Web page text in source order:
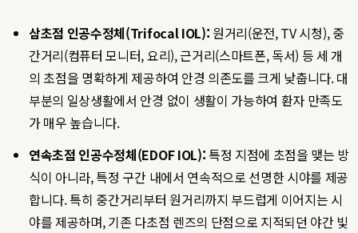
삼초점 인공수정체(Trifocal IOL):원거리(운전, TV 시청), 중
간거리(컴퓨터 모니터, 요리), 근거리(스마트폰, 독서) 등 세 개
의 초점을 명확하게 제공하여 안경 의존도를 크게 낮춥니다. 대
부분의 일상생활에서 안경 없이 생활이 가능하여 환자 만족도
가 매우 높습니다.
연속초점 인공수정체(EDOF IOL): 특정 지점에 초점을 맺는 방
식이 아니라, 특정 구간 내에서 연속적으로 선명한 시야를 제공
합니다. 특히 중간거리부터 원거리까지 부드럽게 이어지는 시
야를 제공하며, 기존 다초점 렌즈의 단점으로 지적되던 야간 빛